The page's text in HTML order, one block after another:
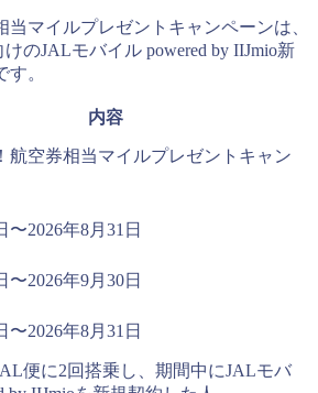
マイルプレゼントキャンペーンは、
のJALモバイル powered by IIJmio新
。
内容
航空券相当マイルプレゼントキャン
〜2026年8月31日
〜2026年9月30日
〜2026年8月31日
便に2回搭乗し、期間中にJALモバ